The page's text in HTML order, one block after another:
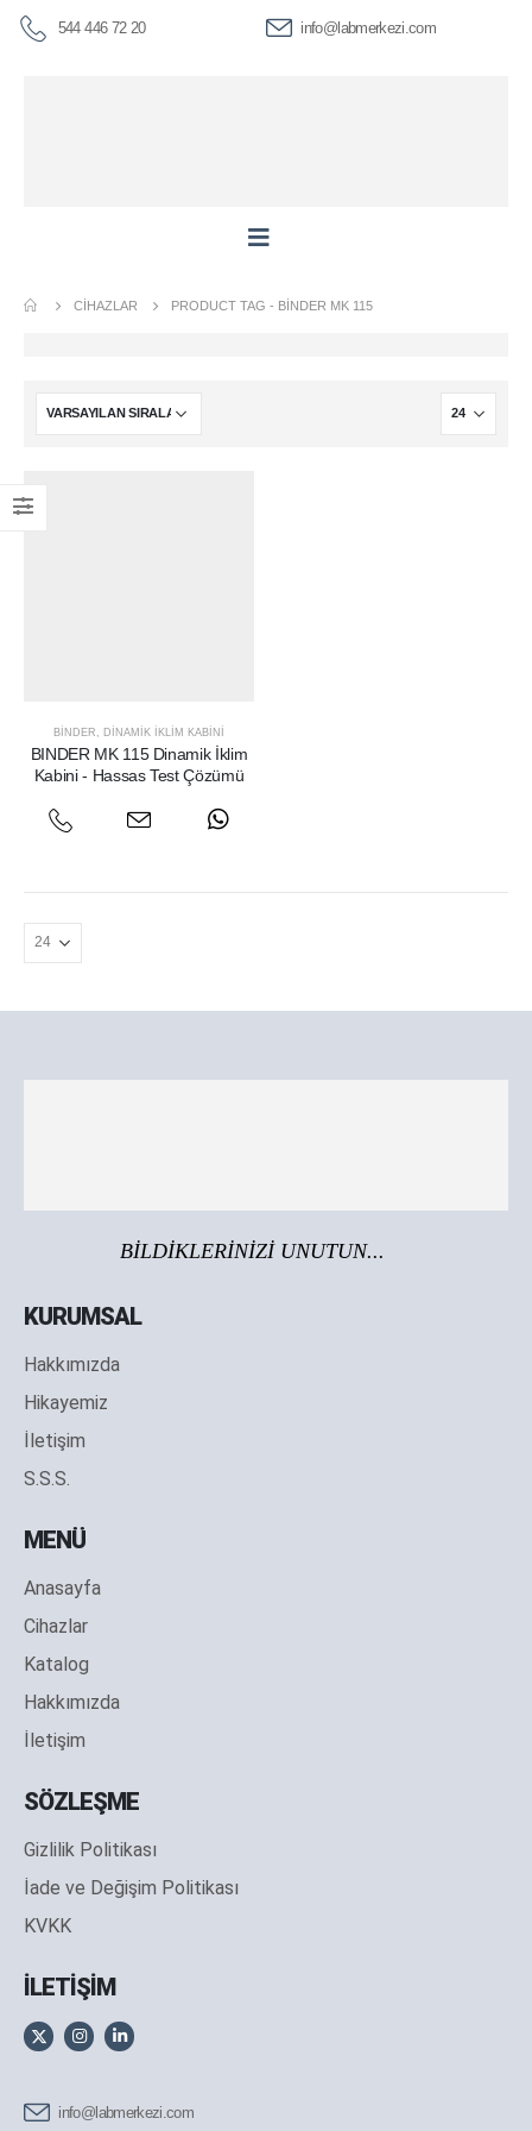
544 446 72 20 info@labmerkezi.com
CIHAZLAR PRODUCT TAG - BINDER MK 115
BINDER DINAMIK İKLIM KABINI
BINDER MK 115 Dinamik İklim
Kabini - Hassas Test Çözümü
BİLDİKLERİNİZİ UNUTUN...
KURUMSAL
Hakkımızda
Hikayemiz
İletişim
S.S.S.
MENÜ
Anasayfa
Cihazlar
Katalog
Hakkımızda
İletişim
SÖZLEŞME
Gizlilik Politikası
İade ve Değişim Politikası
KVKK
İLETİŞİM
info@labmerkezi.com